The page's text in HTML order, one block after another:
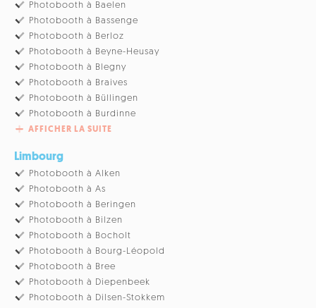
Photobooth à Baelen
Photobooth à Bassenge
Photobooth à Berloz
Photobooth à Beyne-Heusay
Photobooth à Blegny
Photobooth à Braives
Photobooth à Büllingen
Photobooth à Burdinne
AFFICHER LA SUITE
Limbourg
Photobooth à Alken
Photobooth à As
Photobooth à Beringen
Photobooth à Bilzen
Photobooth à Bocholt
Photobooth à Bourg-Léopold
Photobooth à Bree
Photobooth à Diepenbeek
Photobooth à Dilsen-Stokkem